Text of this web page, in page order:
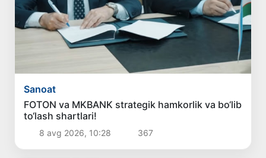
Sanoat
FOTON va MKBANK strategik hamkorlik va bo‘lib
to‘lash shartlari!
8 avg 2026, 10:28 367